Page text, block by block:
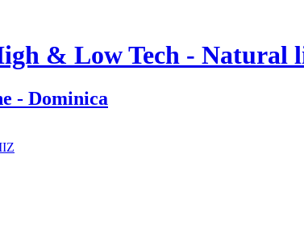
& Low Tech - Natural
- Dominica